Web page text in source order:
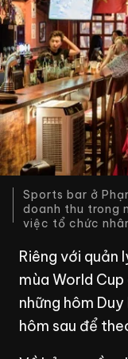
Sports bar ở
doanh thu trong
việc tổ chức
Riêng với quản
mùa World
những hôm
hôm sau để